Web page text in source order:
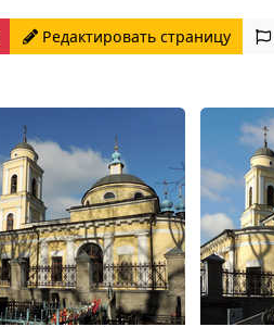
Редактировать страницу